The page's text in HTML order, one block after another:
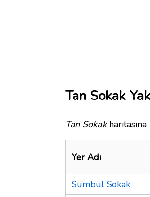
Tan Sokak
Tan Sokakharitasına
Yer Adı
Sümbül Sokak